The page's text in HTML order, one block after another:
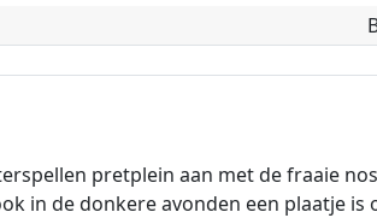
pretplein aan met de fraaie
in de donkere avonden een plaatje